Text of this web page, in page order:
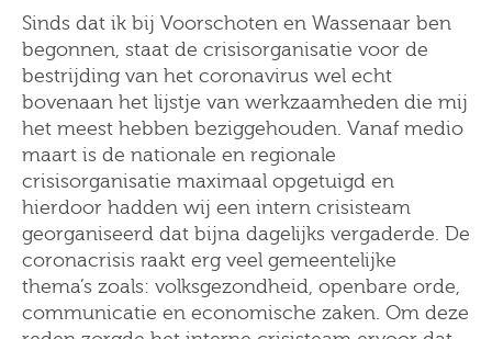
Sinds dat ik bij Voorschoten en Wassenaar ben
begonnen, staat de crisisorganisatie voor de
bestrijding van het coronavirus wel echt
bovenaan het lijstje van werkzaamheden die mij
het meest hebben beziggehouden. Vanaf medio
maart is de nationale en regionale
crisisorganisatie maximaal opgetuigd en
hierdoor hadden wij een intern crisisteam
georganiseerd dat bijna dagelijks vergaderde. De
coronacrisis raakt erg veel gemeentelijke
thema’s zoals: volksgezondheid, openbare orde,
communicatie en economische zaken. Om deze